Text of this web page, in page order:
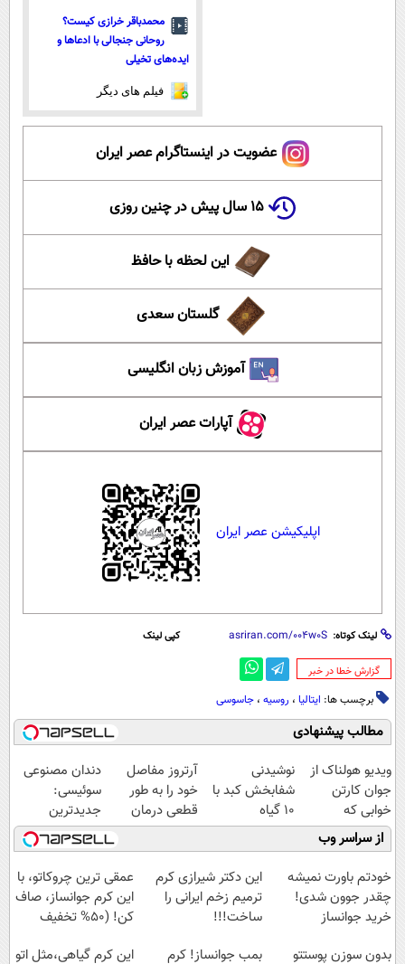
محمدباقر خرازی کیست؟
روحانی جنجالی با ادعاها و
ایده‌های تخیلی
فیلم های دیگر
عضویت در اینستاگرام عصر ایران
۱۵ سال پیش در چنین روزی
این لحظه با حافظ
گلستان سعدی
آموزش زبان انگلیسی
آپارات عصر ایران
اپلیکیشن عصر ایران
لینک کوتاه: کپی لینک
‌گزارش خطا در خبر
برچسب ها: ایتالیا ، روسیه ، جاسوسی
مطالب پیشنهادی
ویدیو هولناک از
جوان کارتن
خوابی که
میلیاردر شد.
آموزش رایگان
نوشیدنی
شفابخش کبد با
10 گیاه
موثر(تخفیف تا
امشب)
آرتروز مفاصل
خود را به طور
قطعی درمان
کنید!
◗پرسش‌نامه◖
دندان مصنوعی
سوئیسی:
جدیدترین
فناوری اروپا،
سبک و مقاوم |
پرداخت قسطی
از سراسر وب
خودتم باورت نمیشه
چقدر جوون شدی!
خرید جوانساز
ویژه
این دکتر شیرازی کرم
ترمیم زخم ایرانی را
ساخت!!!
عمقی ترین چروکاتو، با
این کرم جوانساز، صاف
کن! (50% تخفیف
بدون سوزن پوستتو
بمب جوانساز! کرم
این کرم گیاهی،مثل اتو